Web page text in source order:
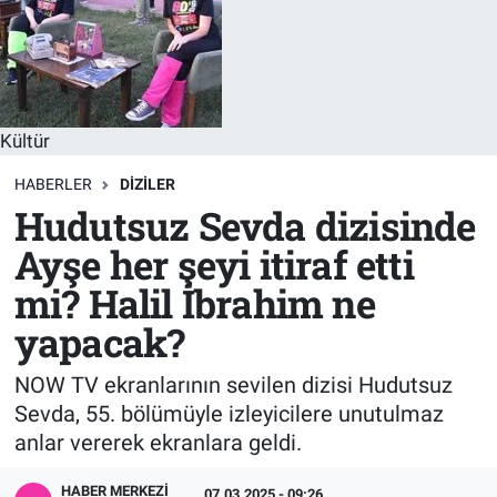
Kültür
HABERLER DIZILER
Hudutsuz Sevda dizisinde
Ayşe her şeyi itiraf etti
mi? Halil İbrahim ne
yapacak?
NOW TV ekranlarının sevilen dizisi Hudutsuz
Sevda, 55. bölümüyle izleyicilere unutulmaz
anlar vererek ekranlara geldi.
HABER MERKEZI
Sağlık
Spor
Tv Medya
KÜLTÜR SANAT